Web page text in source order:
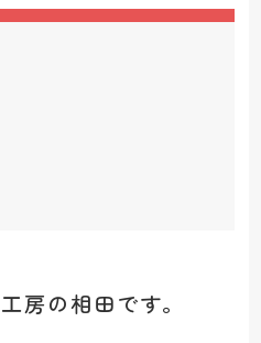
房の相田です。